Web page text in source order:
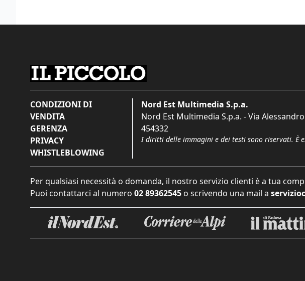
CONDIZIONI DI
VENDITA
GERENZA
PRIVACY
WHISTLEBLOWING
Nord Est Multimedia S.p.a.
Nord Est Multimedia S.p.a. - Via Alessandro
454332
I diritti delle immagini e dei testi sono riservati. È
Per qualsiasi necessità o domanda, il nostro servizio clienti è a tua
Puoi contattarci al numero 02 89362545 o scrivendo una mail a